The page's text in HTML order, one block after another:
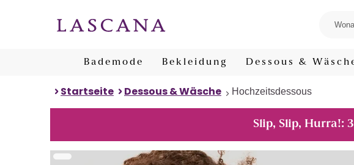
Bademode Bekleidung Dessous &
Startseite Dessous & Wäsche Hochzeitsdessous
Slip, Slip, Hurra!: